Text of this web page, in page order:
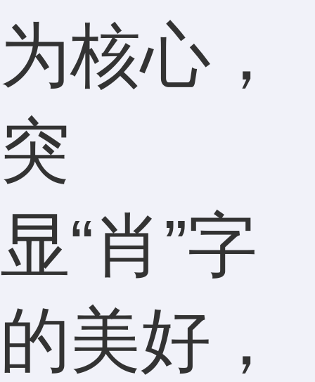
为核心，
突
显“肖”字
的美好，